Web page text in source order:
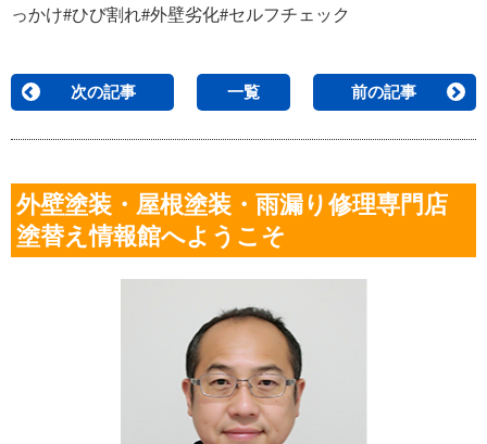
っかけ#ひび割れ#外壁劣化#セルフチェック
次の記事 一覧 前の記事
外壁塗装・屋根塗装・雨漏り修理専門店
塗替え情報館へようこそ